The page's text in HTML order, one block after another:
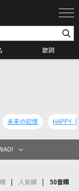
歌詞
未来の記憶 HAPPY
人気順 50音順